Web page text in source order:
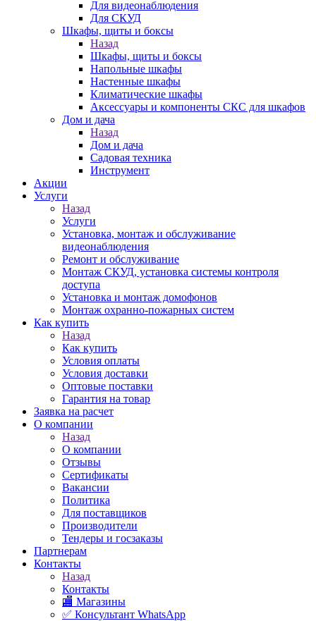
Для видеонаблюдения
Для СКУД
Шкафы, щиты и боксы
Назад
Шкафы, щиты и боксы
Напольные шкафы
Настенные шкафы
Климатические шкафы
Аксессуары и компоненты СКС для шкафов
Дом и дача
Назад
Дом и дача
Садовая техника
Инструмент
Акции
Услуги
Назад
Услуги
Установка, монтаж и обслуживание
видеонаблюдения
Ремонт и обслуживание
Монтаж СКУД, установка системы контроля
доступа
Установка и монтаж домофонов
Монтаж охранно-пожарных систем
Как купить
Назад
Как купить
Условия оплаты
Условия доставки
Оптовые поставки
Гарантия на товар
Заявка на расчет
О компании
Назад
О компании
Отзывы
Сертификаты
Вакансии
Политика
Для поставщиков
Производители
Тендеры и госзаказы
Партнерам
Контакты
Назад
Контакты
🏬 Магазины
✅️ Консультант WhatsApp